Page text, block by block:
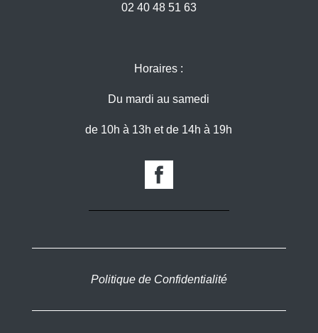
02 40 48 51 63
Horaires :
Du mardi au samedi
de 10h à 13h et de 14h à 19h
Politique de Confidentialité